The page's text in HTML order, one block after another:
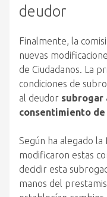
deudor
Finalmente, la
nuevas
de Ciudadanos. La
condiciones de
al deudor subrogar
consentimiento
Según ha alegado
modificaron estas
decidir esta
manos del